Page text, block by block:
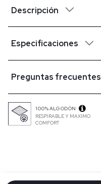
Descripción
Especificaciones
Preguntas frecuentes
100% ALGODÓN
RESPIRABLE Y MAXIMO
COMFORT